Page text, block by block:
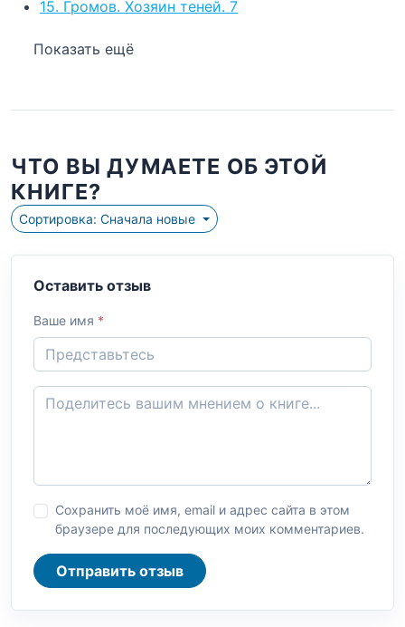
15. Громов. Хозяин теней. 7
Показать ещё
ЧТО ВЫ ДУМАЕТЕ ОБ ЭТОЙ
КНИГЕ?
Сортировка: Сначала новые
Оставить отзыв
Ваше имя *
Сохранить моё имя, email и адрес сайта в этом
браузере для последующих моих комментариев.
Отправить отзыв